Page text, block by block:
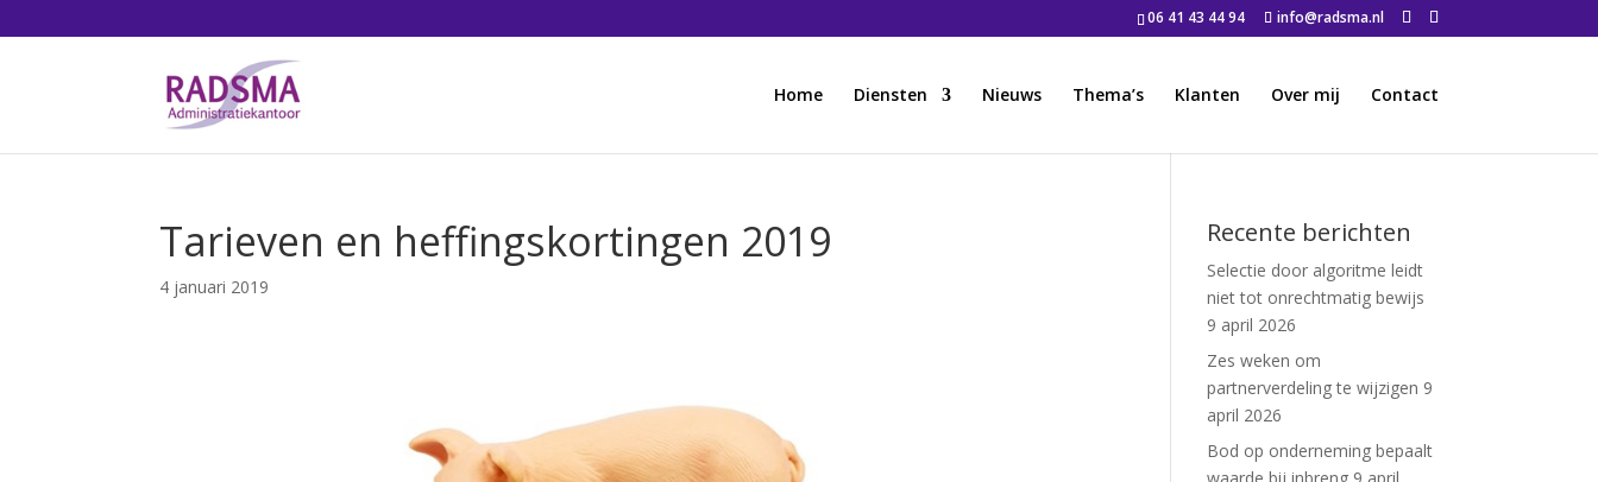
06 41 43 44 94 info@radsma.nl
Home Diensten Nieuws Thema’s Klanten Over mij Contact
Tarieven en heffingskortingen 2019
4 januari 2019
Recente berichten
Selectie door algoritme leidt
niet tot onrechtmatig bewijs
9 april 2026
Zes weken om
partnerverdeling te wijzigen 9
april 2026
Bod op onderneming bepaalt